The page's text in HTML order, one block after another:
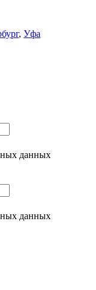
, Уфа
данных
данных